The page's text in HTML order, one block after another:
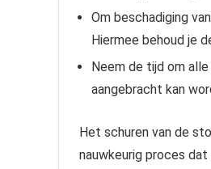
Om beschadiging
Hiermee behoud je
Neem de tijd om
aangebracht kan
Het schuren van de
nauwkeurig proces